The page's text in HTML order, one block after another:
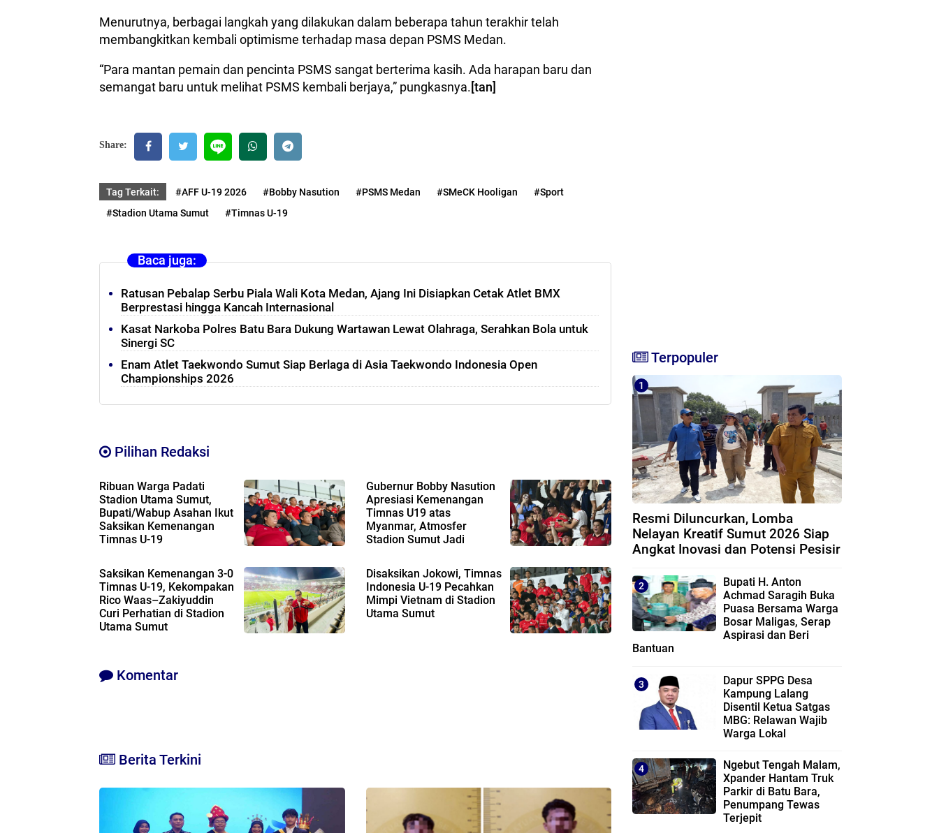
Menurutnya, berbagai langkah yang dilakukan dalam beberapa tahun terakhir telah
membangkitkan kembali optimisme terhadap masa depan PSMS Medan.
“Para mantan pemain dan pencinta PSMS sangat berterima kasih. Ada harapan baru dan
semangat baru untuk melihat PSMS kembali berjaya,” pungkasnya.[tan]
Share:
Tag Terkait: #AFF U-19 2026 #Bobby Nasution #PSMS Medan #SMeCK Hooligan
#Sport
#Stadion Utama Sumut
#Timnas U-19
Baca juga:
Ratusan Pebalap Serbu Piala Wali Kota Medan, Ajang Ini Disiapkan Cetak Atlet BMX
Berprestasi hingga Kancah Internasional
Kasat Narkoba Polres Batu Bara Dukung Wartawan Lewat Olahraga, Serahkan Bola untuk
Sinergi SC
Enam Atlet Taekwondo Sumut Siap Berlaga di Asia Taekwondo Indonesia Open
Championships 2026
Pilihan Redaksi
Ribuan Warga Padati
Stadion Utama Sumut,
Bupati/Wabup Asahan Ikut
Saksikan Kemenangan
Timnas U-19
Gubernur Bobby Nasution
Apresiasi Kemenangan
Timnas U19 atas
Myanmar, Atmosfer
Stadion Sumut Jadi
Saksikan Kemenangan 3-0
Timnas U-19, Kekompakan
Rico Waas–Zakiyuddin
Curi Perhatian di Stadion
Utama Sumut
Disaksikan Jokowi, Timnas
Indonesia U-19 Pecahkan
Mimpi Vietnam di Stadion
Utama Sumut
Komentar
Berita Terkini
Terpopuler
Resmi Diluncurkan, Lomba
Nelayan Kreatif Sumut 2026 Siap
Angkat Inovasi dan Potensi Pesisir
Bupati H. Anton
Achmad Saragih Buka
Puasa Bersama Warga
Bosar Maligas, Serap
Aspirasi dan Beri
Bantuan
Dapur SPPG Desa
Kampung Lalang
Disentil Ketua Satgas
MBG: Relawan Wajib
Warga Lokal
Ngebut Tengah Malam,
Xpander Hantam Truk
Parkir di Batu Bara,
Penumpang Tewas
Terjepit